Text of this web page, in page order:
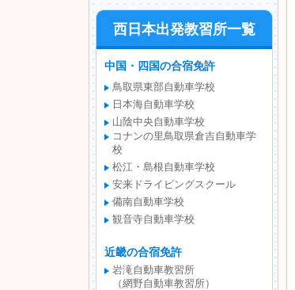
西日本出発教習所一覧
中国・四国の合宿免許
鳥取県東部自動車学校
日本海自動車学校
山陰中央自動車学校
コナンの里鳥取県倉吉自動車学
校
松江・島根自動車学校
安来ドライビングスクール
備南自動車学校
観音寺自動車学校
近畿の合宿免許
岩滝自動車教習所
（網野自動車教習所）